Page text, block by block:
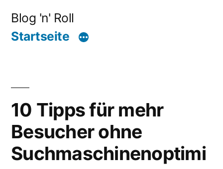
Inhalt
Blog 'n' Roll
Startseite
10 Tipps für mehr
Besucher ohne
Suchmaschinenoptimi